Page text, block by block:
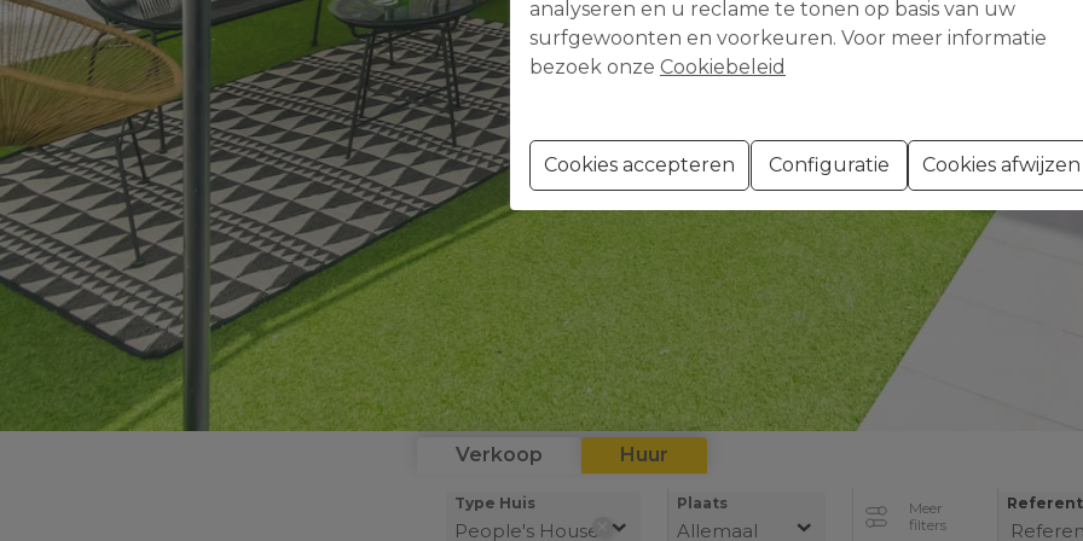
Verkoop Huur
People's House
Type Huis
Allemaal
Plaats
Meer
filters
analyseren en u reclame te tonen op basis van uw
surfgewoonten en voorkeuren. Voor meer informatie
bezoek onze Cookiebeleid
Cookies accepteren Configuratie Cookies afwijzen